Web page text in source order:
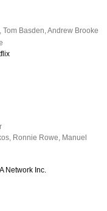
,Tom Basden,Andrew Brooke
Ronnie Rowe Manuel
Network Inc.